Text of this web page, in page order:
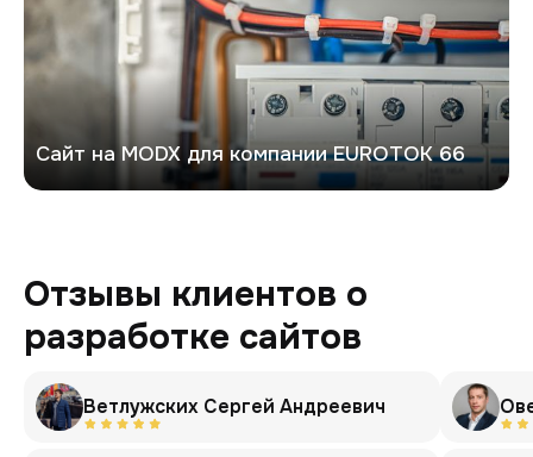
Сайт на MODX для компании EUROTOK 66
Отзывы клиентов о
разработке сайтов
Ветлужских Сергей Андреевич